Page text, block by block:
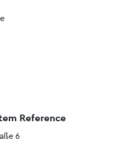
Reference
6